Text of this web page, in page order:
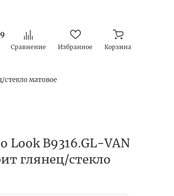
Сравнение Избранное Корзина
стекло матовое
Look B9316.GL-VAN
глянец/стекло